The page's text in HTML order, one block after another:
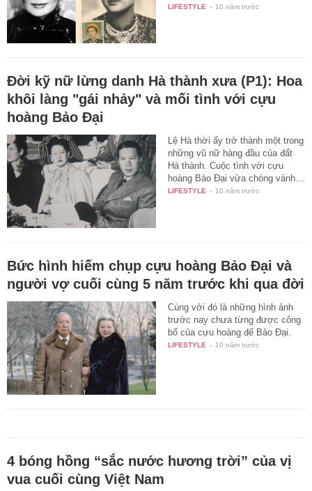
LIFESTYLE - 10 năm trước
Đời kỹ nữ lừng danh Hà thành xưa (P1): Hoa
khôi làng "gái nhảy" và mối tình với cựu
hoàng Bảo Đại
Lệ Hà thời ấy trở thành một trong
những vũ nữ hàng đầu của đất
Hà thành. Cuộc tình với cựu
hoàng Bảo Đại vừa chóng vánh…
LIFESTYLE - 10 năm trước
Bức hình hiếm chụp cựu hoàng Bảo Đại và
người vợ cuối cùng 5 năm trước khi qua đời
Cùng với đó là những hình ảnh
trước nay chưa từng được công
bố của cựu hoàng đế Bảo Đại.
LIFESTYLE - 10 năm trước
4 bóng hồng “sắc nước hương trời” của vị
vua cuối cùng Việt Nam